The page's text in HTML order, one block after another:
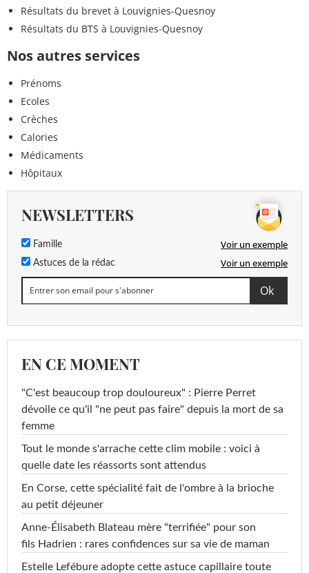
Résultats du brevet à Louvignies-Quesnoy
Résultats du BTS à Louvignies-Quesnoy
Nos autres services
Prénoms
Ecoles
Crèches
Calories
Médicaments
Hôpitaux
NEWSLETTERS
Famille Voir un exemple
Astuces de la rédac Voir un exemple
EN CE MOMENT
"C'est beaucoup trop douloureux" : Pierre Perret
dévoile ce qu'il "ne peut pas faire" depuis la mort de sa
femme
Tout le monde s'arrache cette clim mobile : voici à
quelle date les réassorts sont attendus
En Corse, cette spécialité fait de l'ombre à la brioche
au petit déjeuner
Anne-Élisabeth Blateau mère "terrifiée" pour son
fils Hadrien : rares confidences sur sa vie de maman
Estelle Lefébure adopte cette astuce capillaire toute